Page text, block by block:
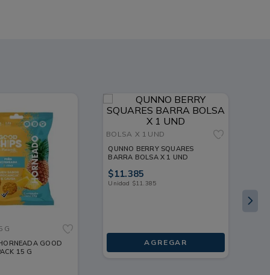
G
GOOD
15 G
BOLSA X 1 UND
QUNNO BERRY SQUARES
BARRA BOLSA X 1 UND
$11.385
Unidad $11 385
AGREGAR